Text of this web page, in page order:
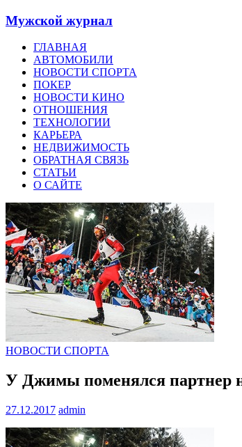
Мужской журнал
ГЛАВНАЯ
АВТОМОБИЛИ
НОВОСТИ СПОРТА
ПОКЕР
НОВОСТИ КИНО
ОТНОШЕНИЯ
ТЕХНОЛОГИИ
КАРЬЕРА
НЕДВИЖИМОСТЬ
ОБРАТНАЯ СВЯЗЬ
СТАТЬИ
О САЙТЕ
НОВОСТИ СПОРТА
У Джимы поменялся партнер
27.12.2017 admin